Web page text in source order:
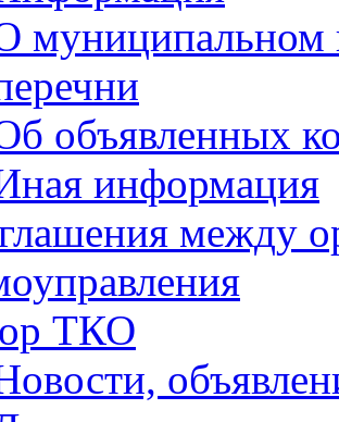
муниципальном
объявленных
информация
между
ТКО